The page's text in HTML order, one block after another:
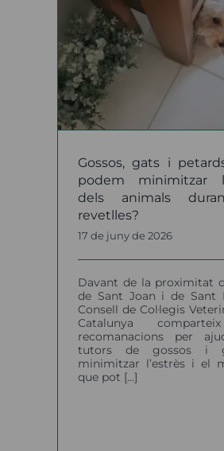
Gossos, gats i
podem minimitzar
dels animals
revetlles?
17 de juny de 2026
Davant de la proximitat
de Sant Joan i de Sant
Consell de Col·legis
Catalunya
recomanacions per
tutors de gossos i
minimitzar l’estrès i el
que pot [...]
Què és l’ADN
què no
microxip?
notícies